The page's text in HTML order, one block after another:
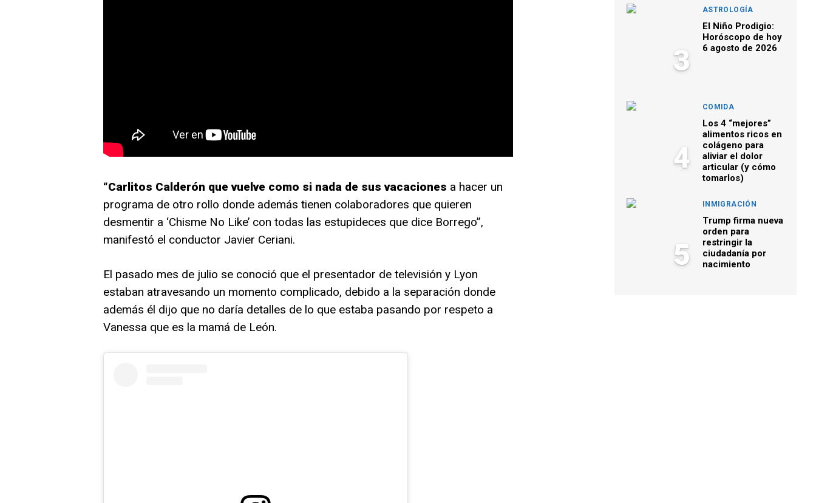
“Carlitos Calderón que vuelve como si nada de sus vacaciones a hacer un
programa de otro rollo donde además tienen colaboradores que quieren
desmentir a ‘Chisme No Like’ con todas las estupideces que dice Borrego”,
manifestó el conductor Javier Ceriani.
El pasado mes de julio se conoció que el presentador de televisión y Lyon
estaban atravesando un momento complicado, debido a la separación donde
además él dijo que no daría detalles de lo que estaba pasando por respeto a
Vanessa que es la mamá de León.
3
ASTROLOGÍA
El Niño Prodigio:
Horóscopo de hoy
6 agosto de 2026
4
COMIDA
Los 4 “mejores”
alimentos ricos en
colágeno para
aliviar el dolor
articular (y cómo
tomarlos)
5
INMIGRACIÓN
Trump firma nueva
orden para
restringir la
ciudadanía por
nacimiento